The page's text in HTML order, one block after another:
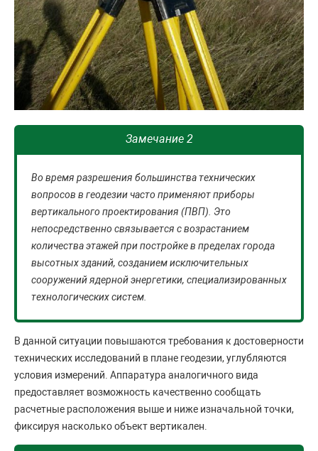
Замечание 2
Во время разрешения большинства технических
вопросов в геодезии часто применяют приборы
вертикального проектирования (ПВП). Это
непосредственно связывается с возрастанием
количества этажей при постройке в пределах города
высотных зданий, созданием исключительных
сооружений ядерной энергетики, специализированных
технологических систем.
В данной ситуации повышаются требования к достоверности
технических исследований в плане геодезии, углубляются
условия измерений. Аппаратура аналогичного вида
предоставляет возможность качественно сообщать
расчетные расположения выше и ниже изначальной точки,
фиксируя насколько объект вертикален.